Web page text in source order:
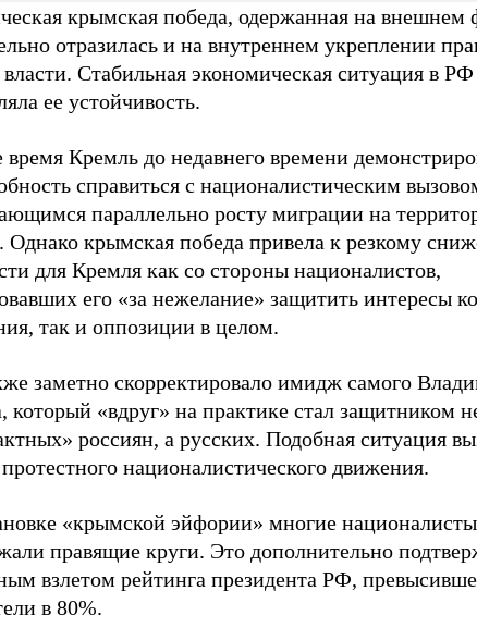
крымская победа, одержанная на внешнем
отразилась и на внутреннем укреплении
Стабильная экономическая ситуация в
ее устойчивость.
Кремль до недавнего времени
справиться с националистическим
параллельно росту миграции на
Однако крымская победа привела к резкому
для Кремля как со стороны националистов,
его «за нежелание» защитить интересы
так и оппозиции в целом.
заметно скорректировало имидж самого
который «вдруг» на практике стал защитником
россиян, а русских. Подобная ситуация
националистического движения.
«крымской эйфории» многие националисты
правящие круги. Это дополнительно
взлетом рейтинга президента РФ,
в 80%.